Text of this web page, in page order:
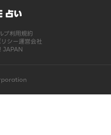
プ利用規約
シー運営会社
した | LINE占い